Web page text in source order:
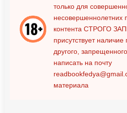
только для
несовершеннолетних
контента СТРОГО
присутствует
другого,
написать на почту
материала